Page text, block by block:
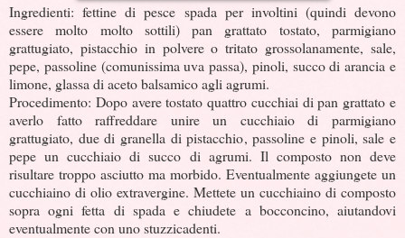
Ingredienti: fettine di pesce spada per involtini (quindi devono
essere molto molto sottili) pan grattato tostato, parmigiano
grattugiato, pistacchio in polvere o tritato grossolanamente, sale,
pepe, passoline (comunissima uva passa), pinoli, succo di arancia e
limone, glassa di aceto balsamico agli agrumi.
Procedimento: Dopo avere tostato quattro cucchiai di pan grattato e
averlo fatto raffreddare unire un cucchiaio di parmigiano
grattugiato, due di granella di pistacchio, passoline e pinoli, sale e
pepe un cucchiaio di succo di agrumi. Il composto non deve
risultare troppo asciutto ma morbido. Eventualmente aggiungete un
cucchiaino di olio extravergine. Mettete un cucchiaino di composto
sopra ogni fetta di spada e chiudete a bocconcino, aiutandovi
eventualmente con uno stuzzicadenti.